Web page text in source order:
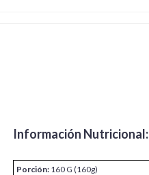
Información Nutricional:
Porción: 160 G (160g)